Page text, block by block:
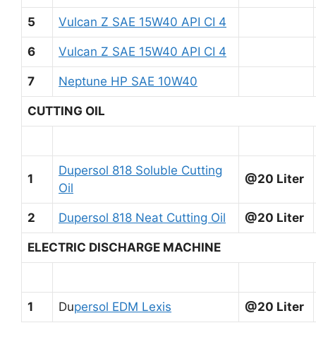
5 Vulcan Z SAE 15W40 API CI 4
6 Vulcan Z SAE 15W40 API CI 4
7 Neptune HP SAE 10W40
CUTTING OIL
1
Dupersol 818 Soluble Cutting
Oil
@20 Liter
2 Dupersol 818 Neat Cutting Oil @20 Liter
ELECTRIC DISCHARGE MACHINE
1 Dupersol EDM Lexis @20 Liter